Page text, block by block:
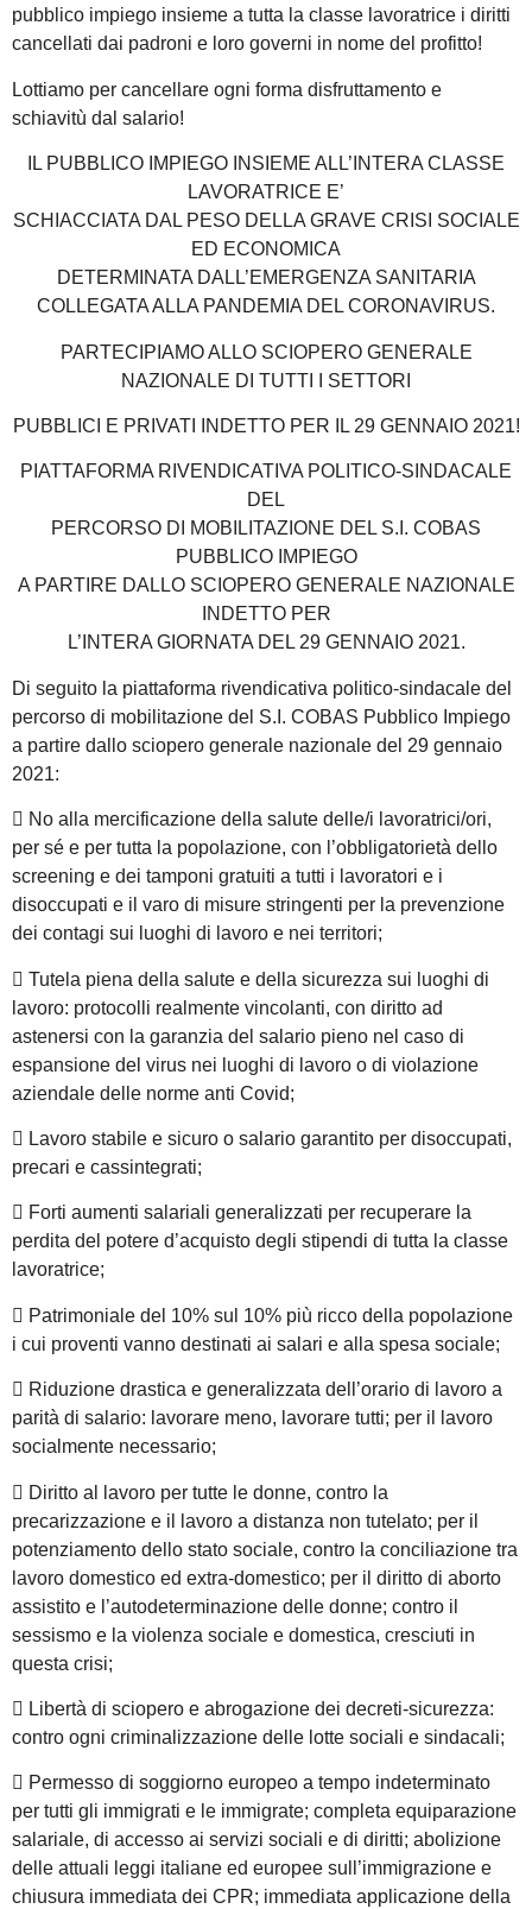
pubblico impiego insieme a tutta la classe lavoratrice i diritti
cancellati dai padroni e loro governi in nome del profitto!
Lottiamo per cancellare ogni forma disfruttamento e
schiavitù dal salario!
IL PUBBLICO IMPIEGO INSIEME ALL’INTERA CLASSE
LAVORATRICE E’
SCHIACCIATA DAL PESO DELLA GRAVE CRISI SOCIALE
ED ECONOMICA
DETERMINATA DALL’EMERGENZA SANITARIA
COLLEGATA ALLA PANDEMIA DEL CORONAVIRUS.
PARTECIPIAMO ALLO SCIOPERO GENERALE
NAZIONALE DI TUTTI I SETTORI
PUBBLICI E PRIVATI INDETTO PER IL 29 GENNAIO 2021!
PIATTAFORMA RIVENDICATIVA POLITICO-SINDACALE
DEL
PERCORSO DI MOBILITAZIONE DEL S.I. COBAS
PUBBLICO IMPIEGO
A PARTIRE DALLO SCIOPERO GENERALE NAZIONALE
INDETTO PER
L’INTERA GIORNATA DEL 29 GENNAIO 2021.
Di seguito la piattaforma rivendicativa politico-sindacale del
percorso di mobilitazione del S.I. COBAS Pubblico Impiego
a partire dallo sciopero generale nazionale del 29 gennaio
2021:
 No alla mercificazione della salute delle/i lavoratrici/ori,
per sé e per tutta la popolazione, con l’obbligatorietà dello
screening e dei tamponi gratuiti a tutti i lavoratori e i
disoccupati e il varo di misure stringenti per la prevenzione
dei contagi sui luoghi di lavoro e nei territori;
 Tutela piena della salute e della sicurezza sui luoghi di
lavoro: protocolli realmente vincolanti, con diritto ad
astenersi con la garanzia del salario pieno nel caso di
espansione del virus nei luoghi di lavoro o di violazione
aziendale delle norme anti Covid;
 Lavoro stabile e sicuro o salario garantito per disoccupati,
precari e cassintegrati;
 Forti aumenti salariali generalizzati per recuperare la
perdita del potere d’acquisto degli stipendi di tutta la classe
lavoratrice;
 Patrimoniale del 10% sul 10% più ricco della popolazione
i cui proventi vanno destinati ai salari e alla spesa sociale;
 Riduzione drastica e generalizzata dell’orario di lavoro a
parità di salario: lavorare meno, lavorare tutti; per il lavoro
socialmente necessario;
 Diritto al lavoro per tutte le donne, contro la
precarizzazione e il lavoro a distanza non tutelato; per il
potenziamento dello stato sociale, contro la conciliazione tra
lavoro domestico ed extra-domestico; per il diritto di aborto
assistito e l’autodeterminazione delle donne; contro il
sessismo e la violenza sociale e domestica, cresciuti in
questa crisi;
 Libertà di sciopero e abrogazione dei decreti-sicurezza:
contro ogni criminalizzazione delle lotte sociali e sindacali;
 Permesso di soggiorno europeo a tempo indeterminato
per tutti gli immigrati e le immigrate; completa equiparazione
salariale, di accesso ai servizi sociali e di diritti; abolizione
delle attuali leggi italiane ed europee sull’immigrazione e
chiusura immediata dei CPR; immediata applicazione della